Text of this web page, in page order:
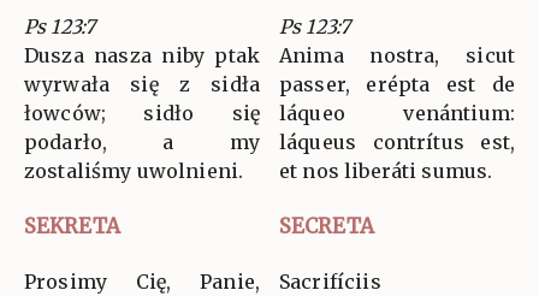
Ps 123:7
Dusza nasza niby ptak
wyrwała się z sidła
łowców; sidło się
podarło, a my
zostaliśmy uwolnieni.
Ps 123:7
Anima nostra, sicut
passer, erépta est de
láqueo venántium:
láqueus contrítus est,
et nos liberáti sumus.
SEKRETA SECRETA
Prosimy Cię, Panie,
Sacrifíciis